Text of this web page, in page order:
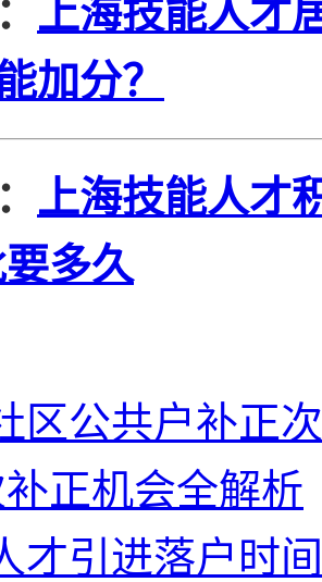
上海技能人才
加分？
上海技能人才
多久
区公共户补正
正机会全解析
才引进落户时